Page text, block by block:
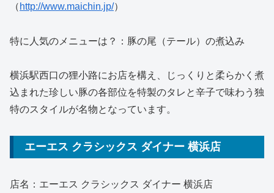
（ http://www.maichin.jp/）
特に人気のメニューは？：豚の尾（テール）の煮込み
横浜駅西口の狸小路にお店を構え、じっくりと柔らかく煮
込まれた珍しい豚の各部位を特製のタレと辛子で味わう独
特のスタイルが名物となっています。
エーエス クラシックス ダイナー 横浜店
店名：エーエス クラシックス ダイナー 横浜店